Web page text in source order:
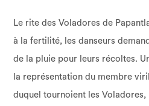
Le rite desVoladores de
à la fertilité, les danseurs
de la pluie pour leurs récoltes.
la représentation du membre
duquel tournoient les